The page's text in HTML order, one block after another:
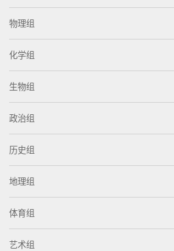
物理组
化学组
生物组
政治组
历史组
地理组
体育组
艺术组